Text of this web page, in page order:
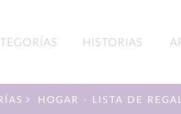
HISTORIAS
HOGAR - LISTA DE